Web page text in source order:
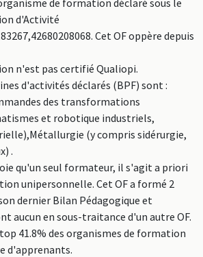
de formation déclaré sous le
d'Activité
Cet OF oppère depuis
n'est pas certifié Qualiopi.
d'activités déclarés (BPF) sont :
des transformations
et robotique industriels,
(y compris sidérurgie,
.
qu'un seul formateur, il s'agit a priori
unipersonnelle. Cet OF a formé 2
dernier Bilan Pédagogique et
aucun en sous-traitance d'un autre OF.
41.8% des organismes de formation
d'apprenants.